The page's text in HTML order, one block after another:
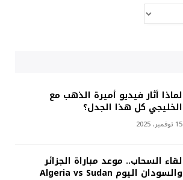
لماذا أثار فيديو أميرة الذهب مع
الخليجي كل هذا الجدل؟
15 نوفمبر، 2025
لقاء السحاب.. موعد مباراة الجزائر
والسودان اليوم Algeria vs Sudan